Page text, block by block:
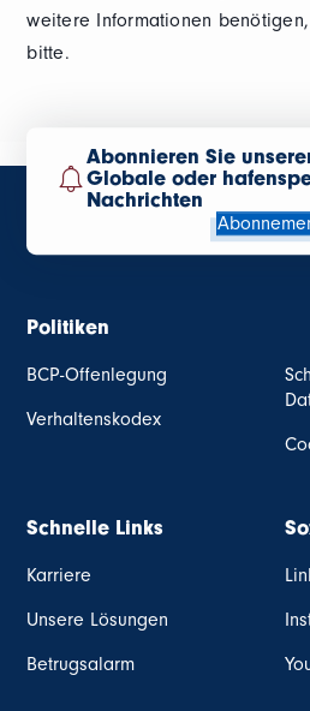
weitere Informationen
bitte.
Abonnieren Sie
Globale oder
Nachrichten
Schnelle Links
Karriere
Unsere Lösungen
Betrugsalarm
Politiken
BCP-Offenlegung
Verhaltenskodex